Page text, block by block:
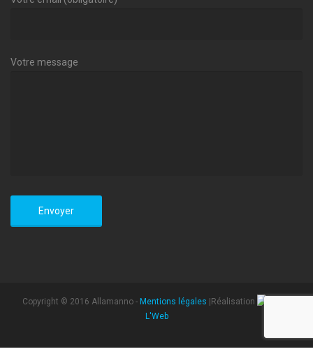
Votre message
Copyright © 2016 Allamanno - Mentions légales |Réalisation
L'Web